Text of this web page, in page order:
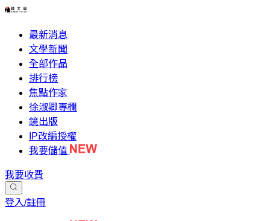
最新消息
文學新聞
全部作品
排行榜
焦點作家
徐淑卿專欄
鏡出版
IP改編授權
我要儲值
我要收費
登入/註冊